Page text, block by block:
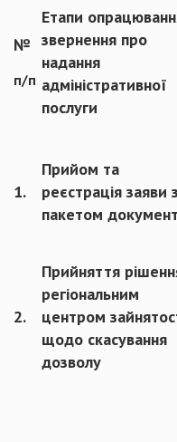
№
п/п
Етапи
звернення про
надання
адміністративної
послуги
1.
Прийом та
реєстрація заяви з
пакетом
2.
Прийняття
регіональним
центром
щодо скасування
дозволу